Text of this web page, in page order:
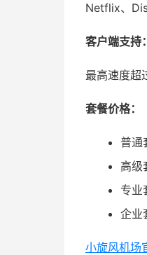
Netflix、
客户端支持：
最高速度超
套餐价格：
普通
高级
专业
企业
小旋风机场